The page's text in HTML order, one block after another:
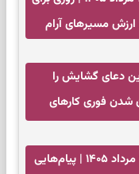
مسیرهای آرام
دعای گشایش را
شدن فوری کارهای
فال فرشتگان امروز جمعه ۱۶ مرداد ۱۴۰۵ | پیام‌هایی